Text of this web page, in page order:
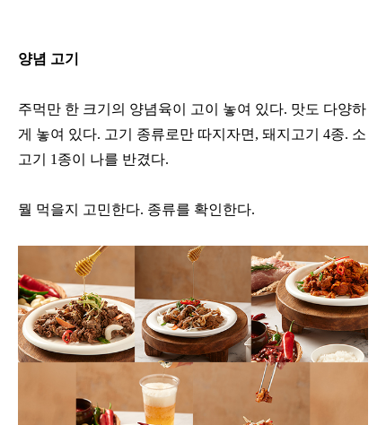
양념 고기
주먹만 한 크기의 양념육이 고이 놓여 있다. 맛도 다양하
게 놓여 있다. 고기 종류로만 따지자면, 돼지고기 4종. 소
고기 1종이 나를 반겼다.
뭘 먹을지 고민한다. 종류를 확인한다.